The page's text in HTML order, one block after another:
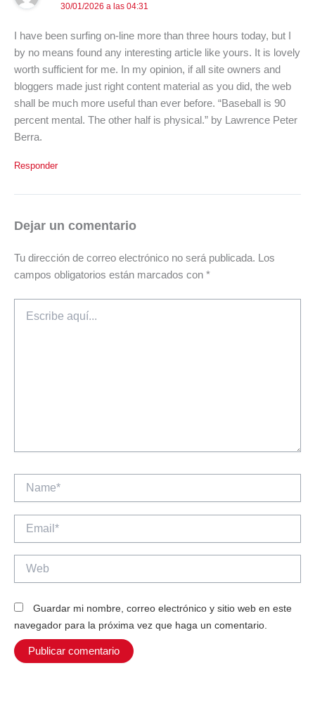
30/01/2026 a las 04:31
I have been surfing on-line more than three hours today, but I
by no means found any interesting article like yours. It is lovely
worth sufficient for me. In my opinion, if all site owners and
bloggers made just right content material as you did, the web
shall be much more useful than ever before. “Baseball is 90
percent mental. The other half is physical.” by Lawrence Peter
Berra.
Responder
Dejar un comentario
Tu dirección de correo electrónico no será publicada.
Los
campos obligatorios están marcados con *
aquí...
Name*
Guardar mi nombre, correo electrónico y sitio web en este
navegador para la próxima vez que haga un comentario.